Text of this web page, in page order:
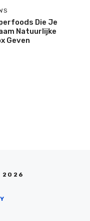
Die Je
Natuurlijke
Geven
2026